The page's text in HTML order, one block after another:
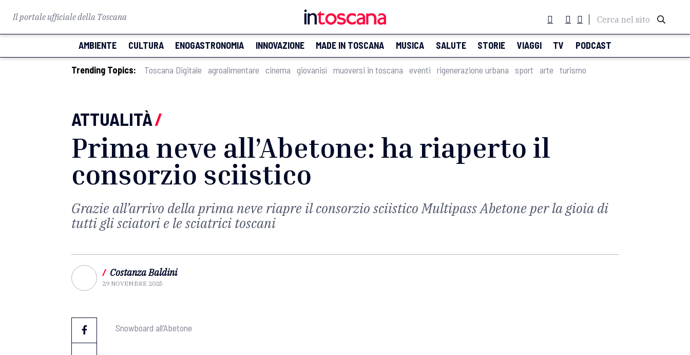
Il portale ufficiale della Toscana Cerca nel sito
AMBIENTE CULTURA ENOGASTRONOMIA INNOVAZIONE MADE IN TOSCANA MUSICA SALUTE STORIE VIAGGI TV PODCAST
Trending Topics: Toscana Digitale agroalimentare cinema giovanisì muoversi in toscana eventi rigenerazione urbana sport arte turismo
ATTUALITÀ/
Prima neve all’Abetone: ha riaperto il
consorzio sciistico
Grazie all’arrivo della prima neve riapre il consorzio sciistico Multipass Abetone per la gioia di
tutti gli sciatori e le sciatrici toscani
/ Costanza Baldini
29 NOVEMBRE 2025
Snowboard all’Abetone